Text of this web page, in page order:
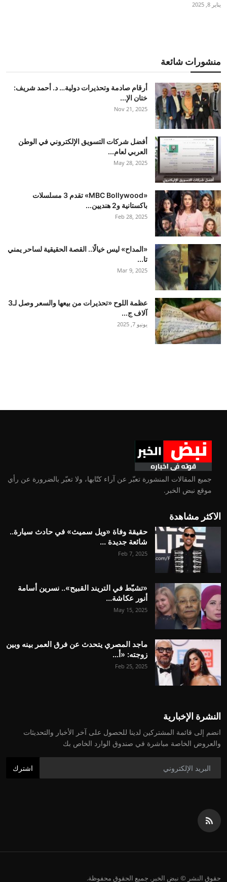
يناير 8, 2025
منشورات شائعة
أرقام صادمة وتحذيرات دولية… د. أحمد شريف:
ختان الإ...
Nov 21, 2025
أفضل شركات التسويق الإلكتروني في الوطن
العربي لعام...
May 28, 2025
«MBC Bollywood» تقدم 3 مسلسلات
باكستانية و2 هنديين...
Feb 28, 2025
«المداح» ليس خيالًا.. القصة الحقيقية لساحر يمني
تا...
Mar 9, 2025
عظمة اللوح «تحذيرات من بيعها والسعر وصل لـ3
آلاف ج...
يونيو 7, 2025
جميع المقالات المنشورة تعبّر عن آراء كتّابها، ولا تعبّر بالضرورة عن رأي
موقع نبض الخبر.
الاكثر مشاهدة
حقيقة وفاة «ويل سميث» في حادث سيارة..
شائعة جديدة ...
Feb 7, 2025
«تشبّط في التريند القبيح».. نسرين أسامة
أنور عكاشة...
May 15, 2025
ماجد المصري يتحدث عن فرق العمر بينه وبين
زوجته: «أ...
Feb 25, 2025
النشرة الإخبارية
انضم إلى قائمة المشتركين لدينا للحصول على آخر الأخبار والتحديثات
والعروض الخاصة مباشرة في صندوق الوارد الخاص بك
اشترك
حقوق النشر © نبض الخبر. جميع الحقوق محفوظة.